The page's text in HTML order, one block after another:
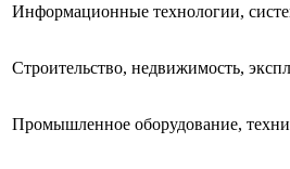
Информационные технологии,
Строительство, недвижимость,
Промышленное оборудование,